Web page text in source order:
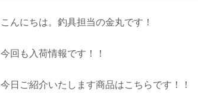
こんにちは。釣具担当の金丸です！
今回も入荷情報です！！
今日ご紹介いたします商品はこちらです！！